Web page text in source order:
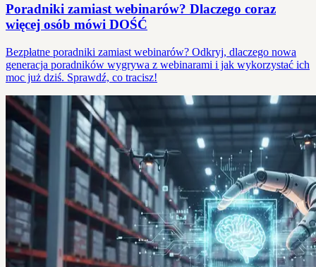
Poradniki zamiast webinarów? Dlaczego coraz
więcej osób mówi DOŚĆ
Bezpłatne poradniki zamiast webinarów? Odkryj, dlaczego nowa
generacja poradników wygrywa z webinarami i jak wykorzystać ich
moc już dziś. Sprawdź, co tracisz!